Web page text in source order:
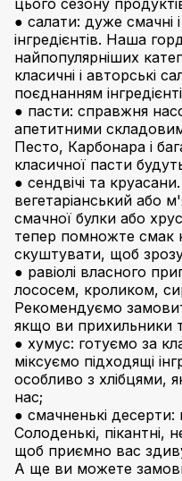
цього сезону
● салати: дуже смачні
інгредієнтів. Наша
найпопулярніших
класичні і авторські
поєднанням
● пасти: справжня
апетитними
Песто, Карбонара і
класичної пасти
● сендвічі та
вегетаріанський або
смачної булки або
тепер помножте смак
скуштувати, щоб
● равіолі власного
лососем, кроликом,
Рекомендуємо
якщо ви прихильники
● хумус: готуємо за
міксуємо підходящі
особливо з хлібцями,
нас;
● смачненькі десерти:
Солоденькі, пікантні,
щоб приємно вас
А ще ви можете